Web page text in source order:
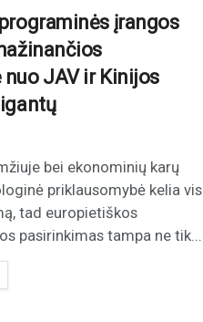
įrangos
JAV ir Kinijos
bei ekonominių karų
priklausomybė kelia vis
tad europietiškos
pasirinkimas tampa ne tik...